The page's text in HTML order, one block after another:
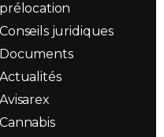
prélocation
Conseils juridiques
Documents
Actualités
Avisarex
Cannabis